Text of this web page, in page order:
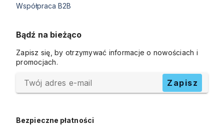
Współpraca B2B
Bądź na bieżąco
Zapisz się, by otrzymywać informacje o nowościach i
promocjach.
Twój adres e-mail Zapisz
Bezpieczne płatności